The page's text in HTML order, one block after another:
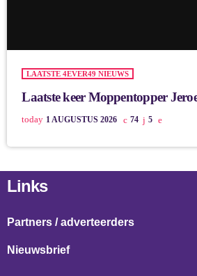
LAATSTE 4EVER49 NIEUWS
Laatste keer Moppentopper
today 1 AUGUSTUS 2026 74 5
Links
Partners / adverteerders
Nieuwsbrief